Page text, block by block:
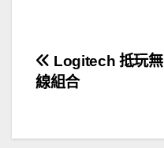
文
章
導
Logitech 抵玩無
線組合